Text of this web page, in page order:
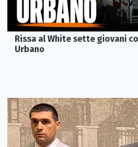
Rissa al White sette giovani
Urbano